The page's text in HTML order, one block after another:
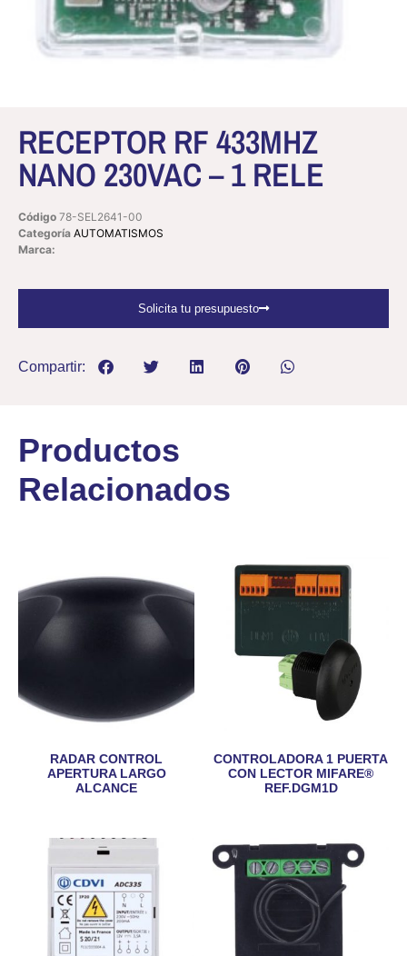
RECEPTOR RF 433MHZ
NANO 230VAC – 1 RELE
Código 78-SEL2641-00
Categoría AUTOMATISMOS
Marca:
Solicita tu presupuesto
Compartir:
Productos
Relacionados
RADAR CONTROL
APERTURA LARGO
ALCANCE
CONTROLADORA 1 PUERTA
CON LECTOR MIFARE®
REF.DGM1D